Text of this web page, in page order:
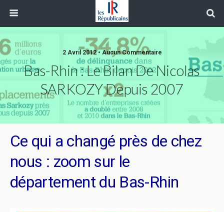
2 Avril 2012 • Aucun Commentaire
Bas-Rhin : Le Bilan De Nicolas
SARKOZY Depuis 2007
Ce qui a changé près de chez
nous : zoom sur le
département du Bas-Rhin